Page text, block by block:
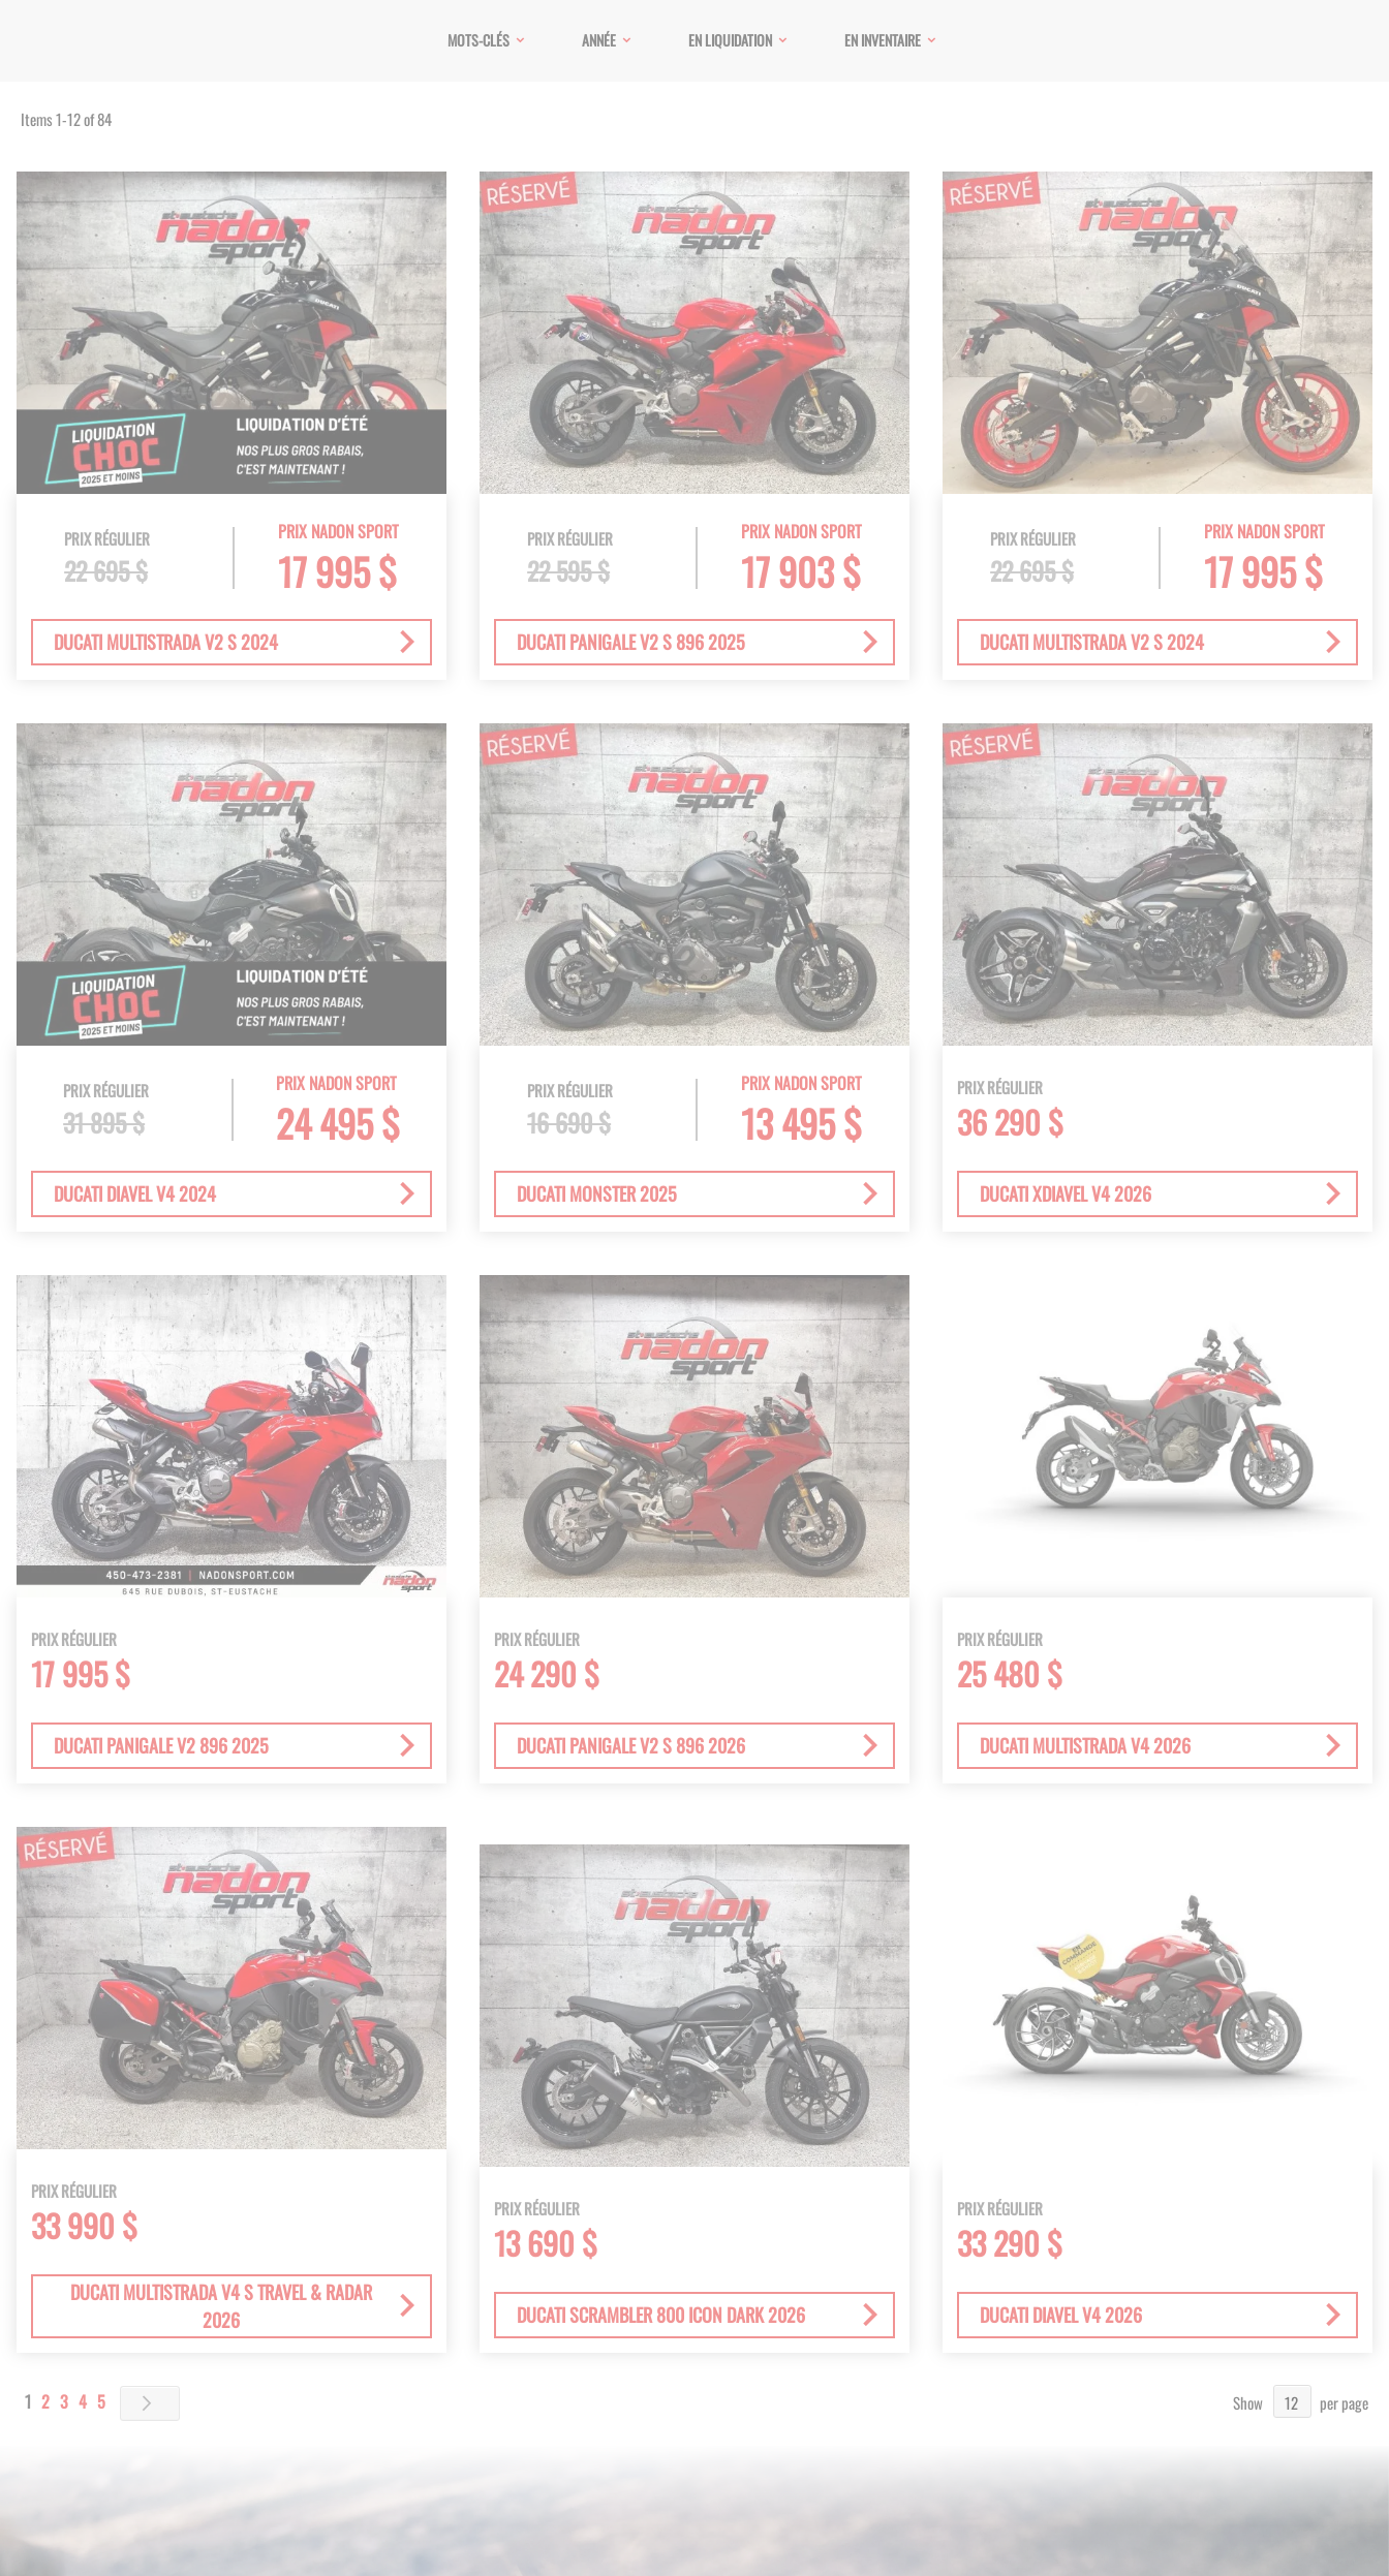
MOTS-CLÉS ANNÉE EN LIQUIDATION EN INVENTAIRE
Items1-12of84
PRIX NADON SPORT
17 995 $
PRIX RÉGULIER
22 695 $
DUCATI MULTISTRADA V2 S 2024
PRIX NADON SPORT
17 903 $
PRIX RÉGULIER
22 595 $
DUCATI PANIGALE V2 S 896 2025
PRIX NADON SPORT
17 995 $
PRIX RÉGULIER
22 695 $
DUCATI MULTISTRADA V2 S 2024
PRIX NADON SPORT
24 495 $
PRIX RÉGULIER
31 895 $
DUCATI DIAVEL V4 2024
PRIX NADON SPORT
13 495 $
PRIX RÉGULIER
16 690 $
DUCATI MONSTER 2025
PRIX RÉGULIER
36 290 $
DUCATI XDIAVEL V4 2026
PRIX RÉGULIER
17 995 $
DUCATI PANIGALE V2 896 2025
PRIX RÉGULIER
24 290 $
DUCATI PANIGALE V2 S 896 2026
PRIX RÉGULIER
25 480 $
DUCATI MULTISTRADA V4 2026
PRIX RÉGULIER
33 990 $
DUCATI MULTISTRADA V4 S TRAVEL & RADAR
2026
PRIX RÉGULIER
13 690 $
DUCATI SCRAMBLER 800 ICON DARK 2026
PRIX RÉGULIER
33 290 $
DUCATI DIAVEL V4 2026
Page
You're currently reading page
1 Page
2 Page
3 Page
4 Page
5 Show per page